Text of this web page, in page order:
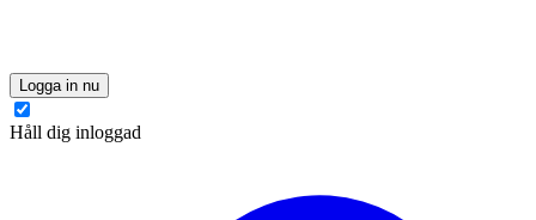
Logga in nu
Håll dig inloggad